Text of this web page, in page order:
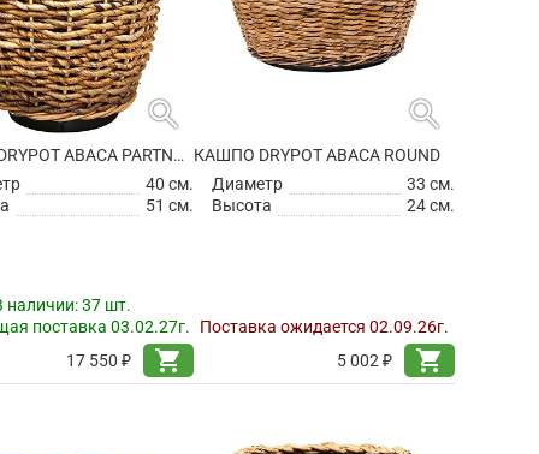
search
КАШПО DRYPOT ABACA PARTNER NATUREL
40 см.
51 см.
наличии:37 шт.
поставка 03.02.27г.
17 550 ₽
shopping_cart
search
КАШПО DRYPOT ABACA ROUND
Диаметр
33 см.
Высота
24 см.
Поставка ожидается 02.09.26г.
5 002 ₽
shopping_cart